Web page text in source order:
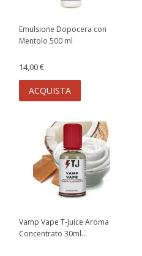
Emulsione Dopocera con
Mentolo 500 ml
14,00 €
ACQUISTA
Vamp Vape T-Juice Aroma
Concentrato 30ml...